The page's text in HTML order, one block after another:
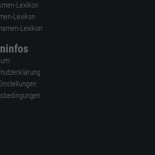
Lexikon
Lexikon
Lexikon